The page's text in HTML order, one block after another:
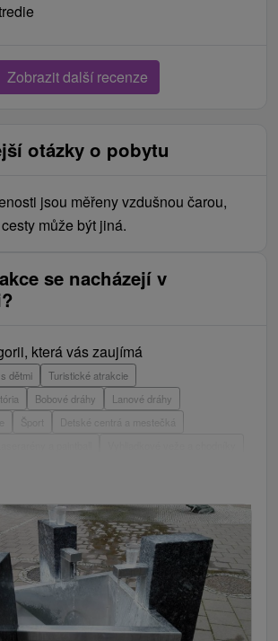
Zobrazit další recenze
otázky o pobytu
jsou měřeny vzdušnou čarou,
může být jiná.
se nacházejí v
která vás zaujímá
dětmi
Turistické atrakcie
Bobové dráhy
Lanové dráhy
Detské centrá a mestečká
parky
Vyhliadkové lety a plavby
Štíty
Technické pamiatky
Pamätníky
kostolíky Pramene Divadlá
Jazda na koni
Kaštiele Horské chaty
Sakrálne miesta
Architektonické stavby
Lyžiarske strediská
dráhy
Amfiteátre a kiná v prírode